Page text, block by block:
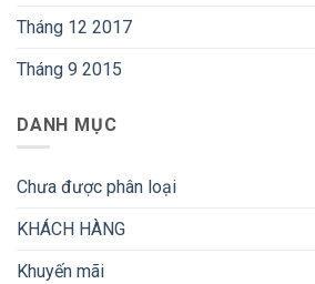
Tháng 12 2017
Tháng 9 2015
DANH MỤC
Chưa được phân loại
KHÁCH HÀNG
Khuyến mãi